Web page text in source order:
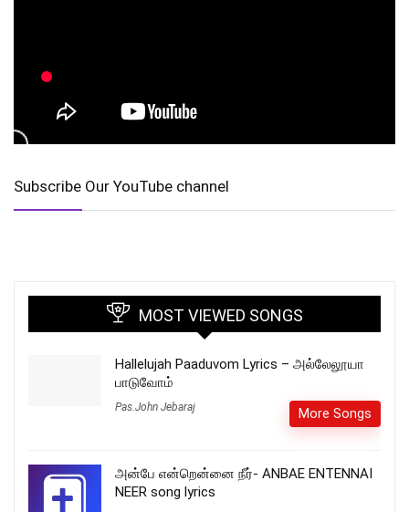
Subscribe Our YouTube channel
MOST VIEWED SONGS
Hallelujah Paaduvom Lyrics – அல்லேலூயா
பாடுவோம்
Pas.John Jebaraj More Songs
அன்பே என்றென்னை நீர்- ANBAE ENTENNAI
NEER song lyrics